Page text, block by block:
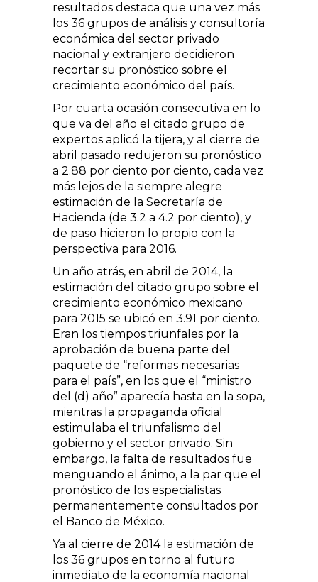
resultados destaca que una vez más
los 36 grupos de análisis y consultoría
económica del sector privado
nacional y extranjero decidieron
recortar su pronóstico sobre el
crecimiento económico del país.
Por cuarta ocasión consecutiva en lo
que va del año el citado grupo de
expertos aplicó la tijera, y al cierre de
abril pasado redujeron su pronóstico
a 2.88 por ciento por ciento, cada vez
más lejos de la siempre alegre
estimación de la Secretaría de
Hacienda (de 3.2 a 4.2 por ciento), y
de paso hicieron lo propio con la
perspectiva para 2016.
Un año atrás, en abril de 2014, la
estimación del citado grupo sobre el
crecimiento económico mexicano
para 2015 se ubicó en 3.91 por ciento.
Eran los tiempos triunfales por la
aprobación de buena parte del
paquete de “reformas necesarias
para el país”, en los que el “ministro
del (d) año” aparecía hasta en la sopa,
mientras la propaganda oficial
estimulaba el triunfalismo del
gobierno y el sector privado. Sin
embargo, la falta de resultados fue
menguando el ánimo, a la par que el
pronóstico de los especialistas
permanentemente consultados por
el Banco de México.
Ya al cierre de 2014 la estimación de
los 36 grupos en torno al futuro
inmediato de la economía nacional